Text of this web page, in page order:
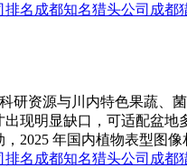
排名 成都知名猎头公司 成都
研资源与川内特色果蔬、
现明显缺口，可适配盆地
年国内植物表型图像
排名 成都知名猎头公司 成都